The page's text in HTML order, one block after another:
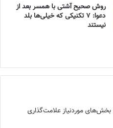
روش صحیح آشتی با همسر بعد از
دعوا: ۷ تکنیکی که خیلی‌ها بلد
نیستند
بخش‌های موردنیاز علامت‌گذاری